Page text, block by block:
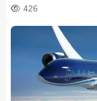
426